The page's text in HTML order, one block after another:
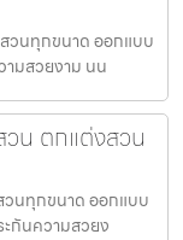
วนทุกขนาด ออกแบบ
มสวยงาม นน
น ตกแต่งสวน
วนทุกขนาด ออกแบบ
กันความสวยง